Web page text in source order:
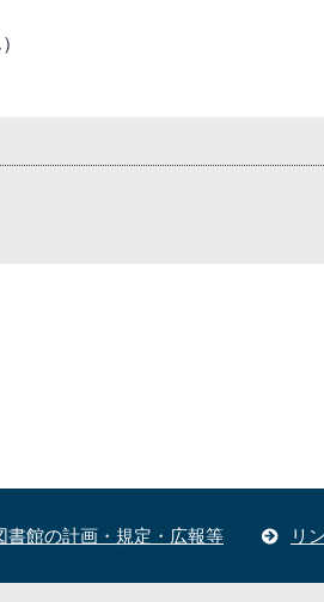
書館の計画・規定・広報等 リ